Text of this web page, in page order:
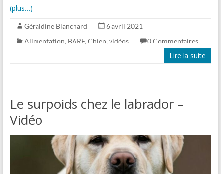
(plus…)
Géraldine Blanchard
6 avril 2021
Alimentation, BARF, Chien, vidéos 0 Commentaires
Lire la suite
Le surpoids chez le labrador –
Vidéo